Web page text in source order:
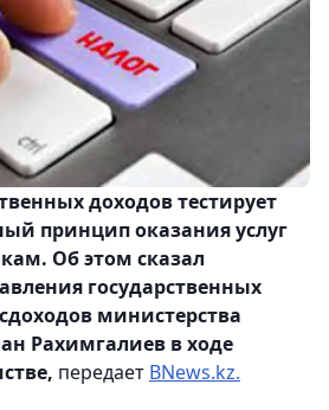
доходов тестирует
принцип оказания услуг
Об этом сказал
государственных
министерства
Рахимгалиев в ходе
передает BNews.kz.